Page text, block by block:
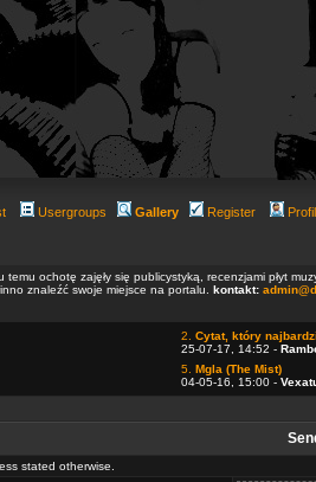
Usergroups Gallery Register
temu ochotę zajęły się publicystyką, recenzjami płyt
znaleźć swoje miejsce na portalu. kontakt:
2. Cytat, który
25-07-17, 14:52 -
5. Mgla (The Mist)
04-05-16, 15:00 -
stated otherwise.